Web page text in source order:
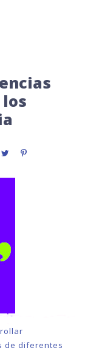
de diferentes